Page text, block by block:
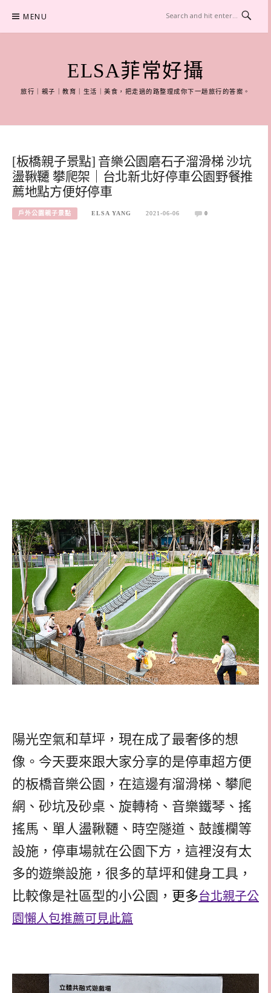
content
MENU
ELSA菲常好攝
旅行｜親子｜教育｜生活｜美食，把走過的路整理成你下一趟旅行的答案。
[板橋親子景點] 音樂公園磨石子溜滑梯 沙坑
盪鞦韆 攀爬架｜台北新北好停車公園野餐推
薦地點方便好停車
戶外公園親子景點 ELSA YANG 2021-06-06 0
陽光空氣和草坪，現在成了最奢侈的想
像。今天要來跟大家分享的是停車超方便
的板橋音樂公園，在這邊有溜滑梯、攀爬
網、砂坑及砂桌、旋轉椅、音樂鐵琴、搖
搖馬、單人盪鞦韆、時空隧道、鼓護欄等
設施，停車場就在公園下方，這裡沒有太
多的遊樂設施，很多的草坪和健身工具，
比較像是社區型的小公園， 更多台北親子公
園懶人包推薦可見此篇